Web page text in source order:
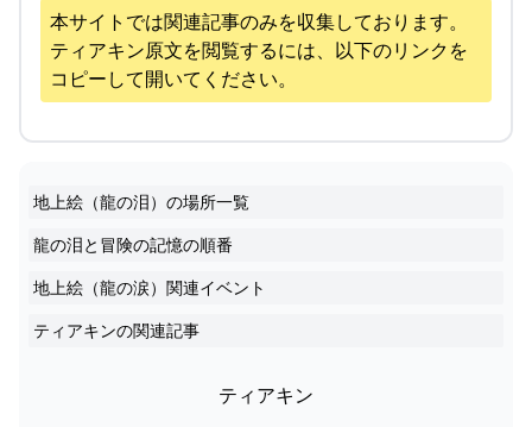
本サイトでは関連記事のみを収集しております。
ティアキン原文を閲覧するには、以下のリンクを
コピーして開いてください。
地上絵（龍の泪）の場所一覧
龍の泪と冒険の記憶の順番
地上絵（龍の涙）関連イベント
ティアキンの関連記事
ティアキン